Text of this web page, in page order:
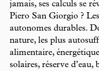
jamais, ses calculs se
Piero San Giorgio ?
autonomes durables.
nature, les plus
alimentaire,
solaires, réserve